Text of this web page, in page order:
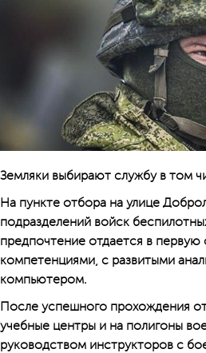
Земляки выбирают службу в том
На пункте отбора на улице
подразделений войск
предпочтение отдается в
компетенциями, с развитыми
компьютером.
После успешного прохождения
учебные центры и на полигоны
руководством инструкторов с